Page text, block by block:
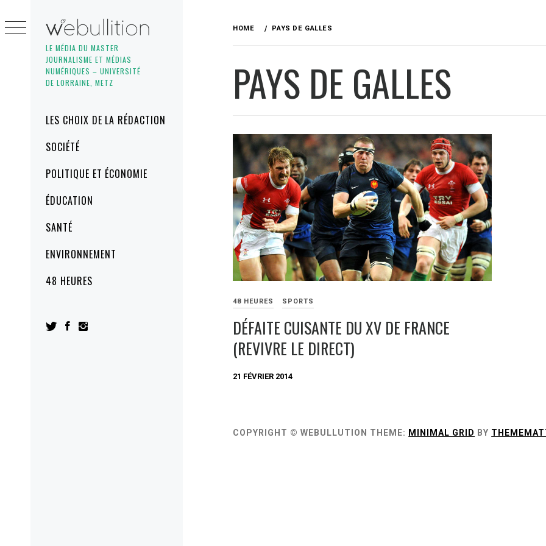
LE MÉDIA DU MASTER
JOURNALISME ET MÉDIAS
NUMÉRIQUES – UNIVERSITÉ
DE LORRAINE, METZ
MenuLES CHOIX DE LA RÉDACTION
SOCIÉTÉ
POLITIQUE ET ÉCONOMIE
ÉDUCATION
SANTÉ
ENVIRONNEMENT
48 HEURES
to
content
HOME PAYS DE GALLES
PAYS DE GALLES
48 HEURES SPORTS
DÉFAITE CUISANTE DU XV DE FRANCE
(REVIVRE LE DIRECT)
21 FÉVRIER 2014
COPYRIGHT © WEBULLUTION THEME: MINIMAL GRID BY